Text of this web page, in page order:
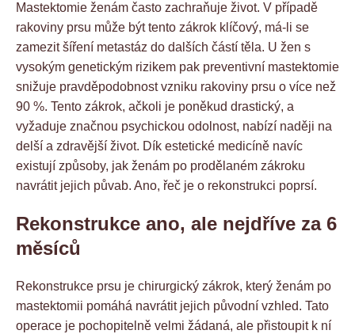
Mastektomie ženám často zachraňuje život. V případě
rakoviny prsu může být tento zákrok klíčový, má-li se
zamezit šíření metastáz do dalších částí těla. U žen s
vysokým genetickým rizikem pak preventivní mastektomie
snižuje pravděpodobnost vzniku rakoviny prsu o více než
90 %. Tento zákrok, ačkoli je poněkud drastický, a
vyžaduje značnou psychickou odolnost, nabízí naději na
delší a zdravější život. Dík estetické medicíně navíc
existují způsoby, jak ženám po prodělaném zákroku
navrátit jejich půvab. Ano, řeč je o rekonstrukci poprsí.
Rekonstrukce ano, ale nejdříve za 6
měsíců
Rekonstrukce prsu je chirurgický zákrok, který ženám po
mastektomii pomáhá navrátit jejich původní vzhled. Tato
operace je pochopitelně velmi žádaná, ale přistoupit k ní